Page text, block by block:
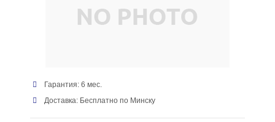
Гарантия: 6 мес.
Доставка: Бесплатно по Минску